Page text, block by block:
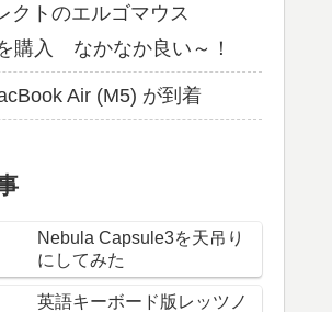
クトのエルゴマウス
購入 なかなか良い～！
Air (M5) が到着
Nebula Capsule3を天吊り
にしてみた
英語キーボード版レッツノ